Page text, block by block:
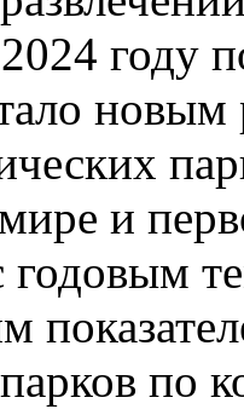
году
и
годовым
по